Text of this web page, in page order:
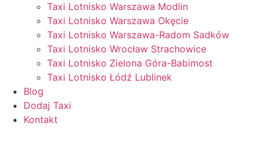
Taxi Lotnisko Warszawa Modlin
Taxi Lotnisko Warszawa Okęcie
Taxi Lotnisko Warszawa-Radom Sadków
Taxi Lotnisko Wrocław Strachowice
Taxi Lotnisko Zielona Góra-Babimost
Taxi Lotnisko Łódź Lublinek
Blog
Dodaj Taxi
Kontakt